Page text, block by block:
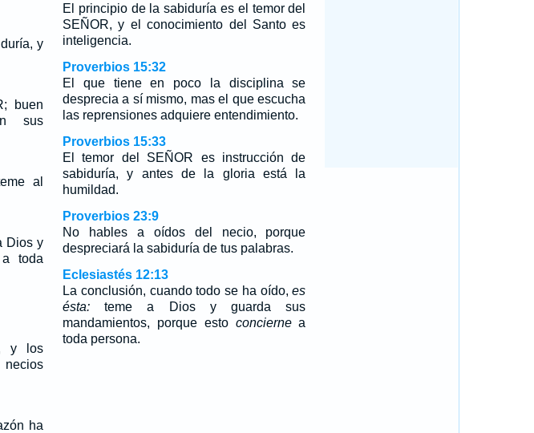
y
buen
sus
al
Dios y
toda
y los
ha
El principio de la sabiduría es el temor del
SEÑOR, y el conocimiento del Santo es
inteligencia.
Proverbios 15:32
El que tiene en poco la disciplina se
desprecia a sí mismo, mas el que escucha
las reprensiones adquiere entendimiento.
Proverbios 15:33
El temor del SEÑOR es instrucción de
sabiduría, y antes de la gloria está la
humildad.
Proverbios 23:9
No hables a oídos del necio, porque
despreciará la sabiduría de tus palabras.
Eclesiastés 12:13
La conclusión, cuando todo se ha oído,es
ésta:teme a Dios y guarda sus
mandamientos, porque esto conciernea
toda persona.